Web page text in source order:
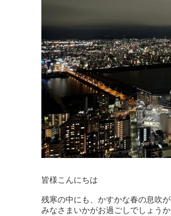
皆様こんにちは
残寒の中にも、かすかな春の息吹
みなさまいかがお過ごしでしょう